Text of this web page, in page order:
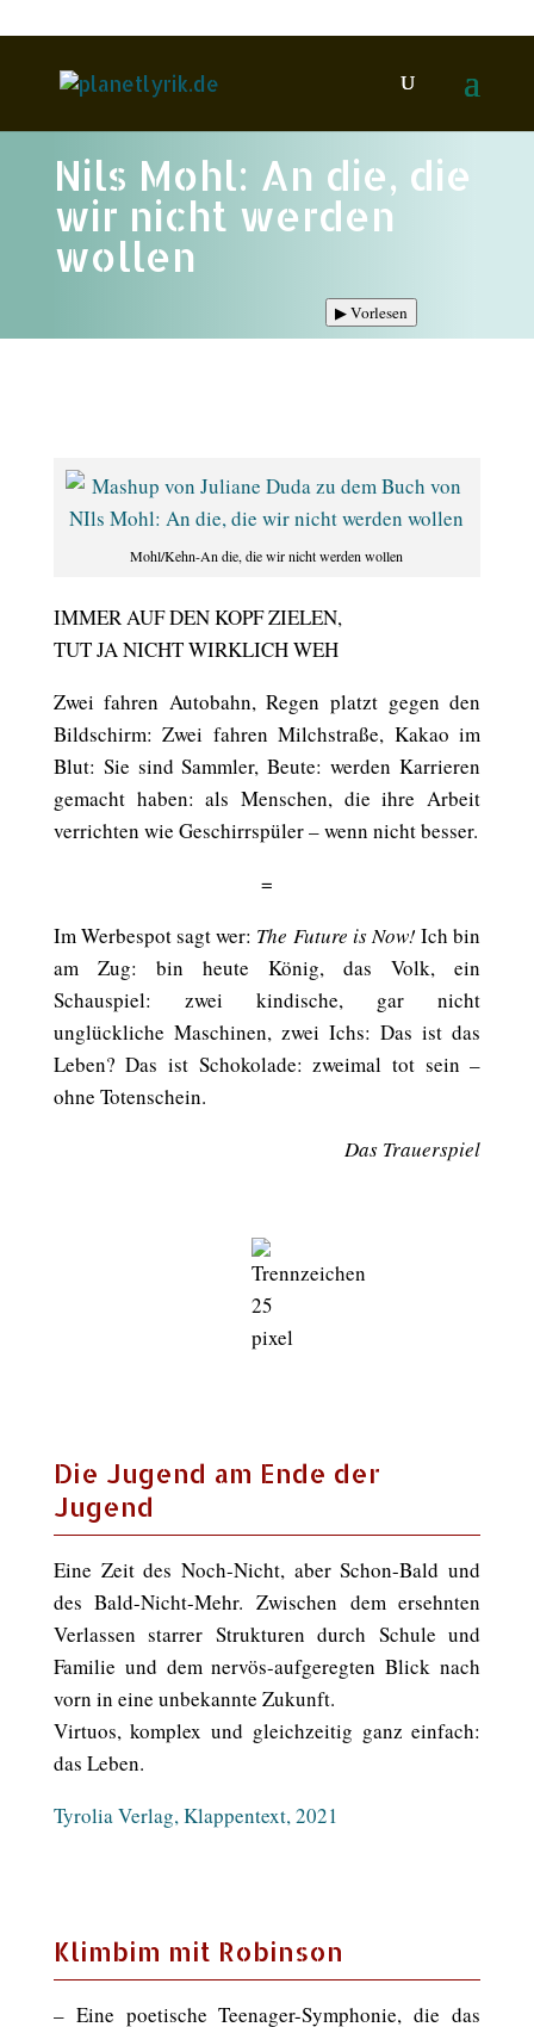
Nils Mohl: An die, die
wir nicht werden
wollen
▶Vorlesen
Mohl/Kehn-An die, die wir nicht werden wollen
IMMER AUF DEN KOPF ZIELEN,
TUT JA NICHT WIRKLICH WEH
Zwei fahren Autobahn, Regen platzt gegen den
Bildschirm: Zwei fahren Milchstraße, Kakao im
Blut: Sie sind Sammler, Beute: werden Karrieren
gemacht haben: als Menschen, die ihre Arbeit
verrichten wie Geschirrspüler – wenn nicht besser.
=
Im Werbespot sagt wer: The Future is Now! Ich bin
am Zug: bin heute König, das Volk, ein
Schauspiel: zwei kindische, gar nicht
unglückliche Maschinen, zwei Ichs: Das ist das
Leben? Das ist Schokolade: zweimal tot sein –
ohne Totenschein.
Das Trauerspiel
Die Jugend am Ende der
Jugend
Eine Zeit des Noch-Nicht, aber Schon-Bald und
des Bald-Nicht-Mehr. Zwischen dem ersehnten
Verlassen starrer Strukturen durch Schule und
Familie und dem nervös-aufgeregten Blick nach
vorn in eine unbekannte Zukunft.
Virtuos, komplex und gleichzeitig ganz einfach:
das Leben.
Tyrolia Verlag, Klappentext, 2021
Klimbim mit Robinson
– Eine poetische Teenager-Symphonie, die das